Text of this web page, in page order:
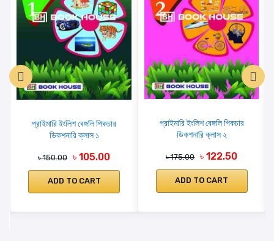
প্রাইমারি ইংলিশ বেঙ্গলি পিকচার
ডিকশনারি ক্লাস ১
৳ 150.00 ৳ 105.00
ADD TO CART
প্রাইমারি ইংলিশ বেঙ্গলি পিকচার
ডিকশনারি ক্লাস ২
৳ 175.00 ৳ 122.50
ADD TO CART